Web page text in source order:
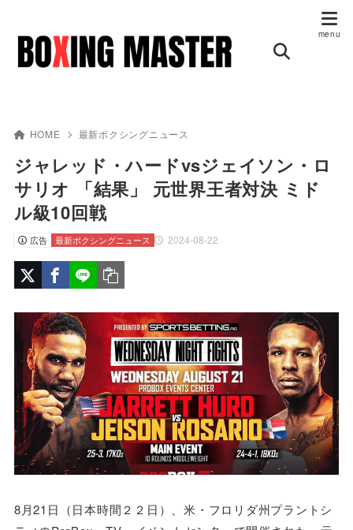
HOME 最新ボクシングニュース
ジャレッド・ハードvsジェイソン・ロ
サリオ 「結果」 元世界王者対決 ミド
ル級10回戦
広告 2024-08-22
最新ボクシングニュース
8月21日（日本時間２２日）、米・フロリダ州プラントシ